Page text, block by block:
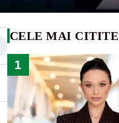
CELE MAI CITITE
1